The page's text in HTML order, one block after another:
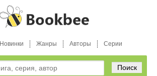
Новинки Жанры Авторы Серии
Поиск